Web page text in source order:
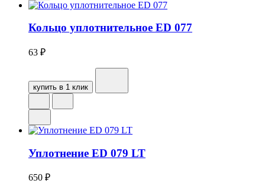
Кольцо уплотнительное ED 077
63 ₽
купить в 1 клик
Уплотнение ED 079 LT
650 ₽